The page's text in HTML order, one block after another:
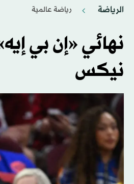
الرياضة رياضة عالمية
نهائي «إن بي
نيكس